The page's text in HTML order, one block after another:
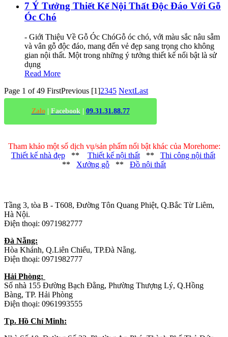
7 Ý Tưởng Thiết Kế Nội Thất Độc Đáo Với Gỗ
Óc Chó
- Giới Thiệu Về Gỗ Óc ChóGỗ óc chó, với màu sắc nâu sẫm
và vân gỗ độc đáo, mang đến vẻ đẹp sang trọng cho không
gian nội thất. Một trong những ý tưởng thiết kế nổi bật là sử
dụng
Read More
Page 1 of 49 FirstPrevious [1]2345 NextLast
Zalo| Facebook 09.31.31.88.77
Tham khảo một số dịch vụ/sản phẩm nổi bật khác của Morehome:
Thiết kế nhà đẹp** Thiết kế nội thất** Thi công nội thất
** Xưởng gỗ ** Đồ nội thất
Tầng 3, tòa B - T608, Đường Tôn Quang Phiệt, Q.Bắc Từ Liêm,
Hà Nội.
Điện thoại: 0971982777
Đà Nẵng:
Hòa Khánh, Q.Liên Chiểu, TP.Đà Nẵng.
Điện thoại: 0971982777
Hải Phòng:
Số nhà 155 Đường Bạch Đằng, Phường Thượng Lý, Q.Hồng
Bàng, TP. Hải Phòng
Điện thoại: 0961993555
Tp. Hồ Chí Minh: